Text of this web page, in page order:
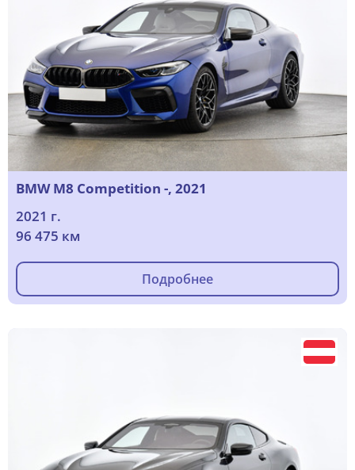
BMW M8 Competition -, 2021
2021 г.
96 475 км
Подробнее